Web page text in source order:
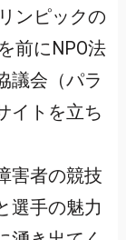
ンピックの
前にNPO法
議会（パラ
イトを立ち
害者の競技
選手の魅力